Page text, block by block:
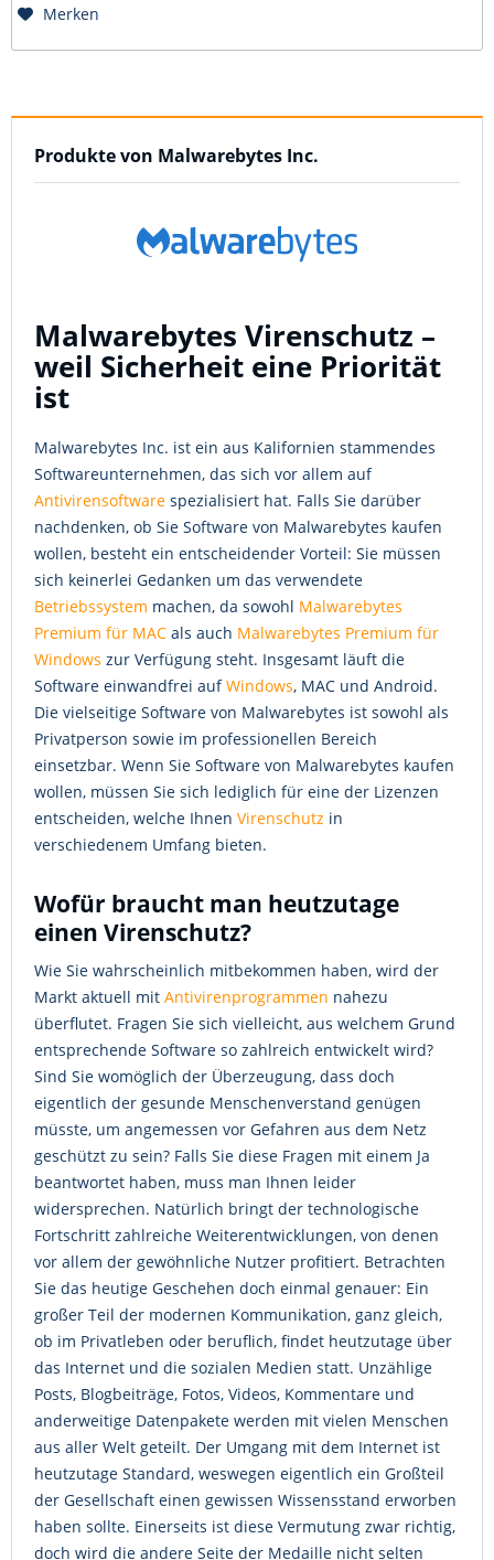
Merken
Produkte von Malwarebytes Inc.
Malwarebytes Virenschutz –
weil Sicherheit eine Priorität
ist
Malwarebytes Inc. ist ein aus Kalifornien stammendes
Softwareunternehmen, das sich vor allem auf
Antivirensoftware spezialisiert hat. Falls Sie darüber
nachdenken, ob Sie Software von Malwarebytes kaufen
wollen, besteht ein entscheidender Vorteil: Sie müssen
sich keinerlei Gedanken um das verwendete
Betriebssystem machen, da sowohl Malwarebytes
Premium für MAC als auch Malwarebytes Premium für
Windows zur Verfügung steht. Insgesamt läuft die
Software einwandfrei aufWindows, MAC und Android.
Die vielseitige Software von Malwarebytes ist sowohl als
Privatperson sowie im professionellen Bereich
einsetzbar. Wenn Sie Software von Malwarebytes kaufen
wollen, müssen Sie sich lediglich für eine der Lizenzen
entscheiden, welche Ihnen Virenschutz in
verschiedenem Umfang bieten.
Wofür braucht man heutzutage
einen Virenschutz?
Wie Sie wahrscheinlich mitbekommen haben, wird der
Markt aktuell mit Antivirenprogrammen nahezu
überflutet. Fragen Sie sich vielleicht, aus welchem Grund
entsprechende Software so zahlreich entwickelt wird?
Sind Sie womöglich der Überzeugung, dass doch
eigentlich der gesunde Menschenverstand genügen
müsste, um angemessen vor Gefahren aus dem Netz
geschützt zu sein? Falls Sie diese Fragen mit einem Ja
beantwortet haben, muss man Ihnen leider
widersprechen. Natürlich bringt der technologische
Fortschritt zahlreiche Weiterentwicklungen, von denen
vor allem der gewöhnliche Nutzer profitiert. Betrachten
Sie das heutige Geschehen doch einmal genauer: Ein
großer Teil der modernen Kommunikation, ganz gleich,
ob im Privatleben oder beruflich, findet heutzutage über
das Internet und die sozialen Medien statt. Unzählige
Posts, Blogbeiträge, Fotos, Videos, Kommentare und
anderweitige Datenpakete werden mit vielen Menschen
aus aller Welt geteilt. Der Umgang mit dem Internet ist
heutzutage Standard, weswegen eigentlich ein Großteil
der Gesellschaft einen gewissen Wissensstand erworben
haben sollte. Einerseits ist diese Vermutung zwar richtig,
doch wird die andere Seite der Medaille nicht selten